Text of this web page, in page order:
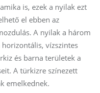
is, ezek a nyilak ezt
el ebben az
A nyilak a három
vízszintes
és barna területek a
A türkizre színezett
emelkednek.